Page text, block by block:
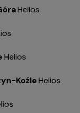
-
Helios
-
Helios
Koźle-
Helios